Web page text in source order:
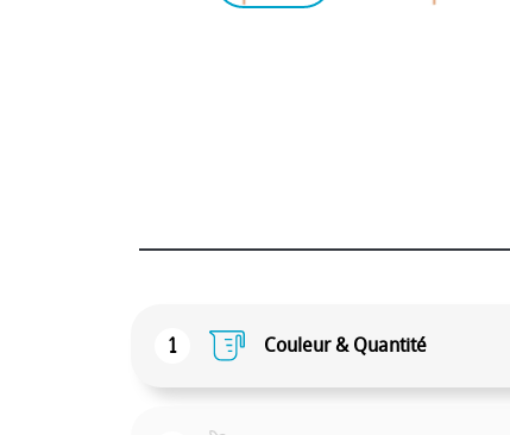
1 Couleur & Quantité